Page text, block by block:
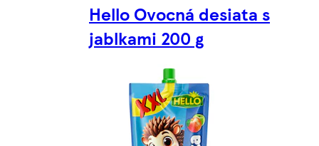
Hello Ovocná desiata s
jablkami 200 g